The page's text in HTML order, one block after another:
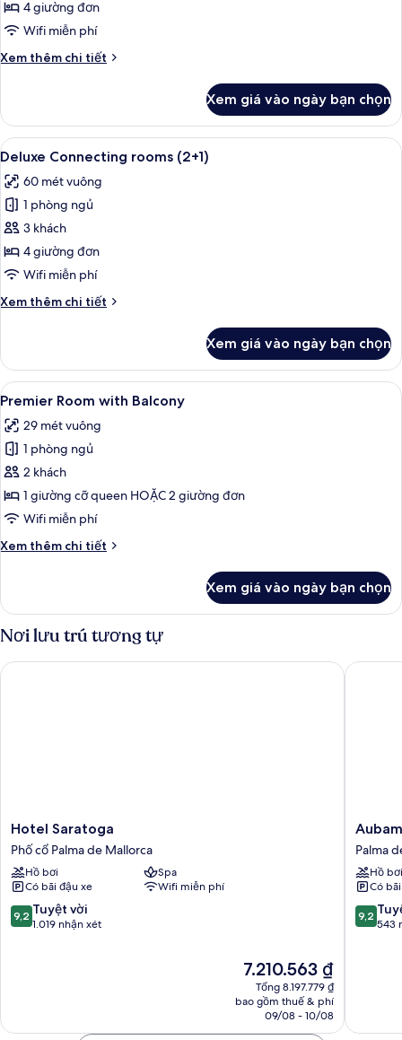
Connecting
rooms
4 giường đơn
Wifi miễn phí
Xem thêm chi tiết
Chi
Deluxe
Connecting
rooms
Xem giá vào ngày bạn chọn
Xem
tất
cả
ảnh
Deluxe
Connecting
rooms
Bộ đồ giường cao cấp, minibar, két
5
Deluxe Connecting rooms (2+1)
60 mét vuông
1 phòng ngủ
3 khách
4 giường đơn
Wifi miễn phí
Xem thêm chi tiết
Chi
Deluxe
Connecting
rooms
Xem giá vào ngày bạn chọn
Xem
tất
cả
ảnh
Premier
Room
with
Bộ đồ giường cao cấp, minibar, két
5
Premier Room with Balcony
29 mét vuông
1 phòng ngủ
2 khách
1 giường cỡ queen HOẶC 2 giường đơn
Wifi miễn phí
Xem thêm chi tiết
Chi
Premier
with
Xem giá vào ngày bạn chọn
Nơi lưu trú tương tự
Hotel
Saratoga
Phố
cổ
Palma
de
Mallorca
Hotel Saratoga
Phố cổ Palma de Mallorca
Hồ bơi
Spa
Có bãi đậu xe
Wifi miễn phí
9.2
trên
9,2 Tuyệt vời
1.019 nhận xét
Giá
hiện
tại
7.210.563 ₫
7.210.563 ₫
Tổng 8.197.779 ₫
bao gồm thuế & phí
09/08 - 10/08
Hotel Saratoga
Palma
Resort
Palma
de
Mallorca
Palma
Hồ bơi
Có
9.2
trên
9,2
543